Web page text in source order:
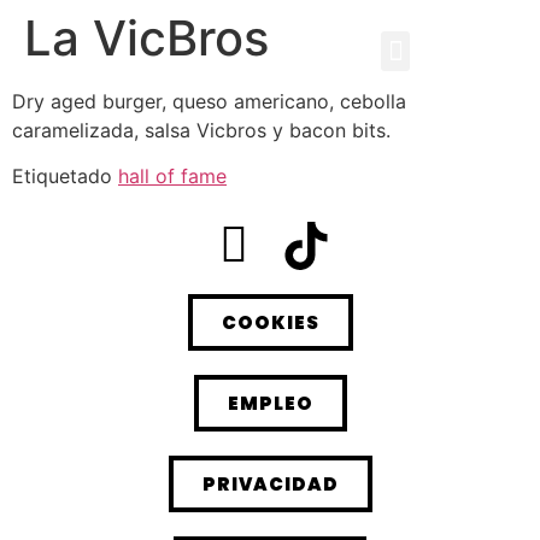
La VicBros
Dry aged burger, queso americano, cebolla
caramelizada, salsa Vicbros y bacon bits.
Etiquetado hall of fame
PRIVACIDAD
EMPLEO
COOKIES